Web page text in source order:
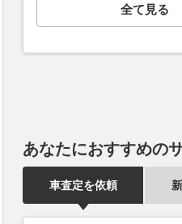
全て見る
あなたにおすすめの
車査定を依頼